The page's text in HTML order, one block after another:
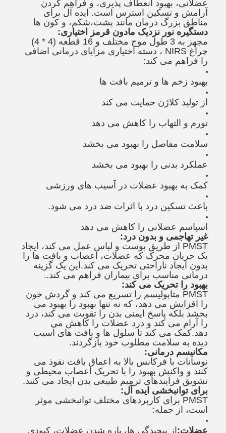
عضلانی، بهبود انعطاف پذیری، و فراهم کردن
آرامش و تسکین استرس است. ایده آل برای
مناطق بزرگ درمان مانند پشت،شکم، و کون ها
دستگیره نور نزدیک مادون قرمز اختیاری:
مجهز به 3 طول موج مختلف و 16 قطعه (4 * 4)
چراغ NIRS ، دسته اختیاری مزایای درمانی اضافی
را فراهم می کند:
بهبود زخم ها و ترمیم بافت ها
از تولید کلاژن حمایت می کند
تورم و التهاب را کاهش می دهد
سلامت مفاصل را بهبود می بخشد
عملکرد بدنی را بهبود می بخشد
کمک به بهبود عضلات در آسیب های ورزشی
باعث تسکین درد با اثرات ضد درد می شود.
اسپاسم عضلانی را کاهش می دهد
غیر تهاجمی و بدون درد:
PMST از طریق پوست و لباس عمل می کند، ایجاد
یک جریان محرک که عضلات، اعصاب و بافت ها را
بدون ایجاد ناراحتی تحریک می کند.این یک گزینه
درمانی مناسب برای بیماران فراهم می کند..
بهبود را تحریک می کند:
PMST متابولیسم را تسریع می کند و گردش خون
را افزایش می دهد، که نه تنها بهبود را بهبود می
بخشد بلکه پاسخ ایمنی بدن را تقویت می کند، درد
را آرام می کند و درد عضلات را کاهش می
دهد.کمک می کند تا سلول ها و بافت های آسیب
دیده به سلامت مطلوب خود بازگردند.
مکانیسم درمانی:
نوسانات با فرکانس بالا به اعماق بافت نفوذ می
کنند و واکنش بهبود را با تحریک اعصاب محیطی و
تشویق فرآیندهای ترمیم طبیعی بدن ایجاد می کنند.
برای توانبخشی ایده آل:
PMST برای کاربردهای مختلف توانبخشی موثر
است، از جمله:
عضلات: از پيچيدگي ها، پاره شدن عضلات، کبودی